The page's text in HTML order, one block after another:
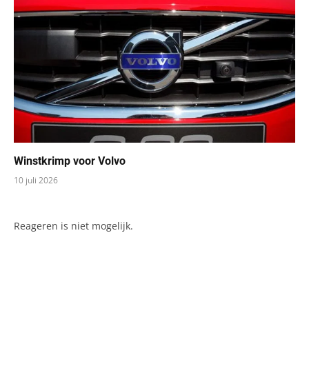
Winstkrimp voor Volvo
10 juli 2026
Reageren is niet mogelijk.